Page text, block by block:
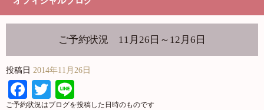
ご予約状況 11月26日～12月6日
投稿日 2014年11月26日
Facebook
Twitter
ご予約状況はブログを投稿した日時のものです